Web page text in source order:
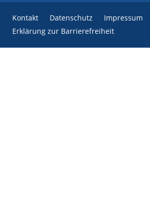
Kontakt Datenschutz Impressum
Erklärung zur Barrierefreiheit